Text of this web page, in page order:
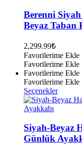
var.
Berenni
Beyaz Taban
2,299.99₺
Favorilerime Ekle
Favorilerime Ekle
Favorilerime Ekle
Favorilerime Ekle
SeçeneklerBu
ürünün
var.
Siyah-Beyaz
Günlük